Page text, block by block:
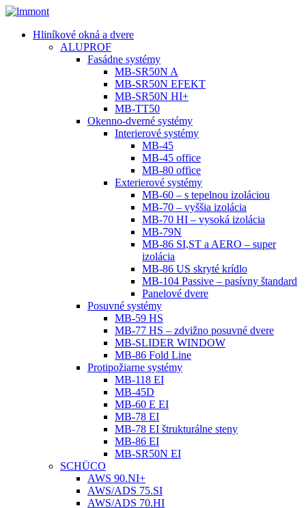
Hliníkové okná a dvere
ALUPROF
Fasádne systémy
MB-SR50N A
MB-SR50N EFEKT
MB-SR50N HI+
MB-TT50
Okenno-dverné systémy
Interierové systémy
MB-45
MB-45 office
MB-80 office
Exterierové systémy
MB-60 – s tepelnou izoláciou
MB-70 – vyššia izolácia
MB-70 HI – vysoká izolácia
MB-79N
MB-86 SI,ST a AERO – super
izolácia
MB-86 US skryté krídlo
MB-104 Passive – pasívny štandard
Panelové dvere
Posuvné systémy
MB-59 HS
MB-77 HS – zdvižno posuvné dvere
MB-SLIDER WINDOW
MB-86 Fold Line
Protipožiarne systémy
MB-118 EI
MB-45D
MB-60 E EI
MB-78 EI
MB-78 EI štrukturálne steny
MB-86 EI
MB-SR50N EI
SCHÜCO
AWS 90.NI+
AWS/ADS 75.SI
AWS/ADS 70.HI